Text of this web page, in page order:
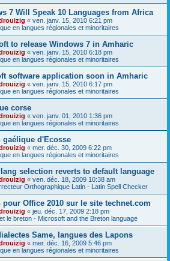
7 Will Speak 10 Languages from Africa
« ven. janv. 15, 2010 6:21 pm
en langues régionales et minoritaires
to release Windows 7 in Amharic
« ven. janv. 15, 2010 6:18 pm
en langues régionales et minoritaires
software application soon in Amharic
« ven. janv. 15, 2010 6:17 pm
en langues régionales et minoritaires
corse
« ven. janv. 01, 2010 1:36 pm
en langues régionales et minoritaires
d'Ecosse
« mer. déc. 30, 2009 6:22 pm
en langues régionales et minoritaires
lang selection reverts to default language
« ven. déc. 18, 2009 10:38 am
Orthographique Latin - Latin Spell Checker
Office 2010 sur le site technet.com
« jeu. déc. 17, 2009 2:18 pm
le breton - Microsoft and the Breton language
Same, langues des Lapons
« mer. déc. 16, 2009 5:46 pm
en langues régionales et minoritaires